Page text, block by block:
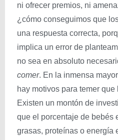
ni ofrecer premios, ni
¿cómo conseguimos que
una respuesta correcta,
implica un error de
no sea en absoluto
comer. En la inmensa
hay motivos para temer
Existen un montón de
que el porcentaje de bebés
grasas, proteínas o energía